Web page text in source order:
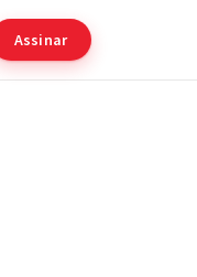
Assinar